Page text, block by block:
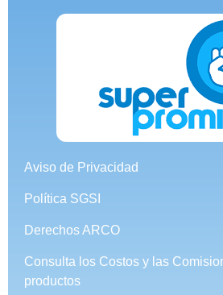
Aviso de Privacidad
Política SGSI
Derechos ARCO
Consulta los Costos y las
productos